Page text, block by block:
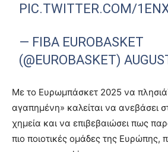
PIC.TWITTER.COM/
— FIBA EUROBASKET
(@EUROBASKET)
Με το Ευρωμπάσκετ 2025 να
αγαπημένη» καλείται να ανεβάσει
χημεία και να επιβεβαιώσει πως
πιο ποιοτικές ομάδες της Ευρώπης,